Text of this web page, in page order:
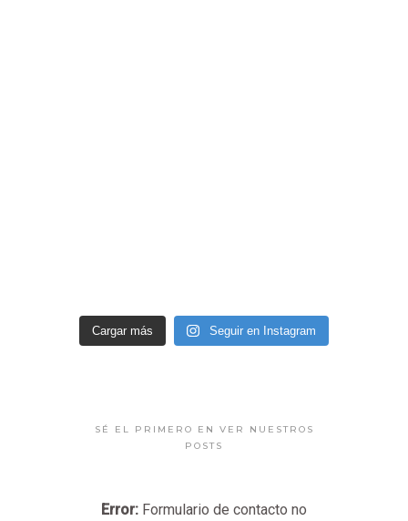
Cargar más Seguir en Instagram
SÉ EL PRIMERO EN VER NUESTROS
POSTS
Error: Formulario de contacto no